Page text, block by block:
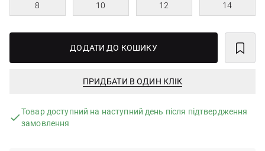
8 10 12 14
ДОДАТИ ДО КОШИКУ
ПРИДБАТИ В ОДИН КЛІК
Товар доступний на наступний день після підтвердження
замовлення